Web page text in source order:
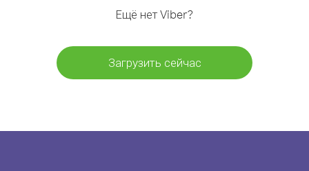
Ещё нет Viber?
Загрузить сейчас